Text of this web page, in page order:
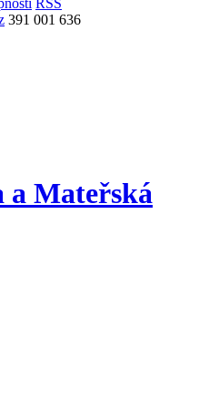
RSS
391 001 636
a Mateřská